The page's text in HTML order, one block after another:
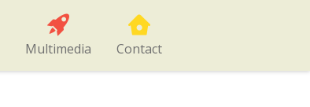
Multimedia Contact